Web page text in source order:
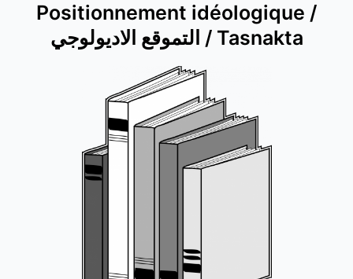
Positionnement idéologique /
التموقع الاديولوجي / Tasnakta